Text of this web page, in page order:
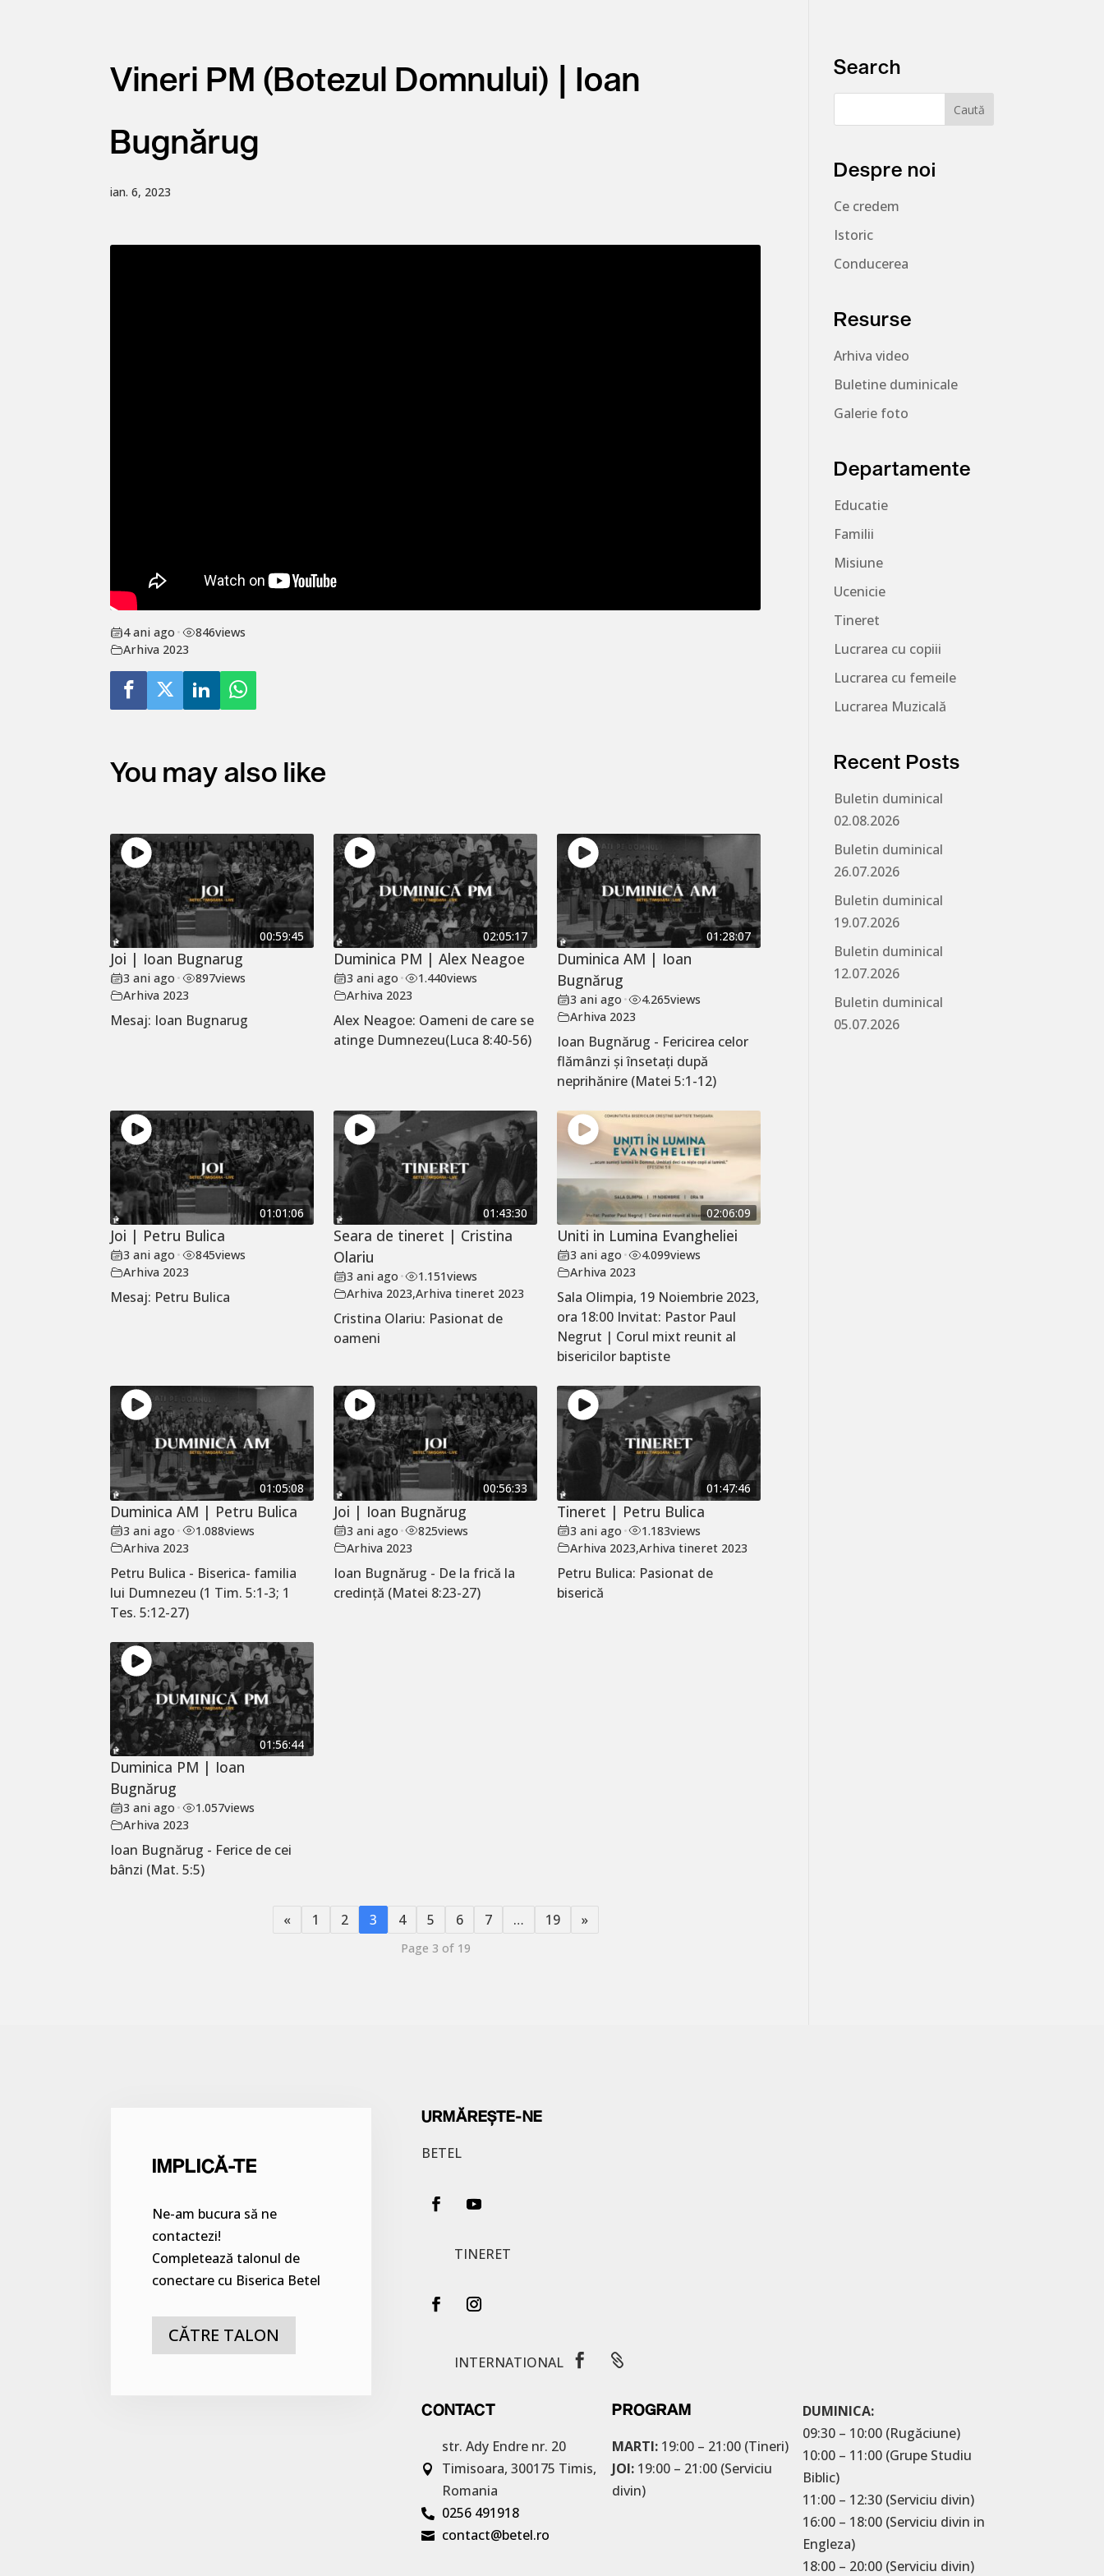
Vineri PM (Botezul Domnului) | Ioan
Bugnărug
ian. 6, 2023
4 ani ago • 846views
Arhiva 2023
You may also like
00:59:45
Joi | Ioan Bugnarug
3 ani ago • 897views
Arhiva 2023
Mesaj: Ioan Bugnarug
02:05:17
Duminica PM | Alex Neagoe
3 ani ago • 1.440views
Arhiva 2023
Alex Neagoe: Oameni de care se
atinge Dumnezeu(Luca 8:40-56)
01:28:07
Duminica AM | Ioan
Bugnărug
3 ani ago • 4.265views
Arhiva 2023
Ioan Bugnărug - Fericirea celor
flămânzi și însetați după
neprihănire (Matei 5:1-12)
01:01:06
Joi | Petru Bulica
3 ani ago • 845views
Arhiva 2023
Mesaj: Petru Bulica
01:43:30
Seara de tineret | Cristina
Olariu
3 ani ago • 1.151views
Arhiva 2023,Arhiva tineret 2023
Cristina Olariu: Pasionat de
oameni
02:06:09
Uniti in Lumina Evangheliei
3 ani ago • 4.099views
Arhiva 2023
Sala Olimpia, 19 Noiembrie 2023,
ora 18:00 Invitat: Pastor Paul
Negrut | Corul mixt reunit al
bisericilor baptiste
01:05:08
Duminica AM | Petru Bulica
3 ani ago • 1.088views
Arhiva 2023
Petru Bulica - Biserica- familia
lui Dumnezeu (1 Tim. 5:1-3; 1
Tes. 5:12-27)
00:56:33
Joi | Ioan Bugnărug
3 ani ago • 825views
Arhiva 2023
Ioan Bugnărug - De la frică la
credință (Matei 8:23-27)
01:47:46
Tineret | Petru Bulica
3 ani ago • 1.183views
Arhiva 2023,Arhiva tineret 2023
Petru Bulica: Pasionat de
biserică
01:56:44
Duminica PM | Ioan
Bugnărug
3 ani ago • 1.057views
Arhiva 2023
Ioan Bugnărug - Ferice de cei
bânzi (Mat. 5:5)
« 1 2 3 4 5 6 7 … 19 »
Page 3 of 19
Search
Despre noi
Ce credem
Istoric
Conducerea
Resurse
Arhiva video
Buletine duminicale
Galerie foto
Departamente
Educatie
Familii
Misiune
Ucenicie
Tineret
Lucrarea cu copiii
Lucrarea cu femeile
Lucrarea Muzicală
Recent Posts
Buletin duminical
02.08.2026
Buletin duminical
26.07.2026
Buletin duminical
19.07.2026
Buletin duminical
12.07.2026
Buletin duminical
05.07.2026
IMPLICĂ-TE
Ne-am bucura să ne
contactezi!
Completează talonul de
conectare cu Biserica Betel
CĂTRE TALON
URMĂREȘTE-NE
BETEL
TINERET
INTERNATIONAL  
CONTACT

str. Ady Endre nr. 20
Timisoara, 300175 Timis,
Romania
 0256 491918
 contact@betel.ro
PROGRAM
MARTI: 19:00 – 21:00 (Tineri)
JOI: 19:00 – 21:00 (Serviciu
divin)
DUMINICA:
09:30 – 10:00 (Rugăciune)
10:00 – 11:00 (Grupe Studiu
Biblic)
11:00 – 12:30 (Serviciu divin)
16:00 – 18:00 (Serviciu divin in
Engleza)
18:00 – 20:00 (Serviciu divin)